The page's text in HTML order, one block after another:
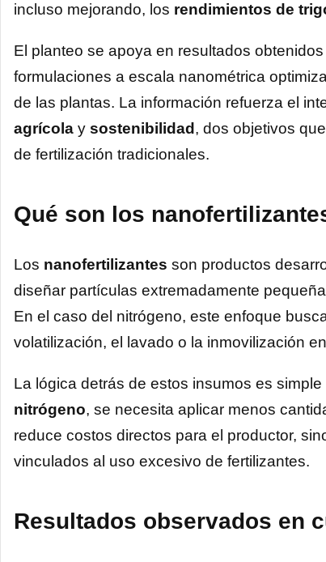
incluso mejorando, los rendimientos de
El planteo se apoya en resultados
formulaciones a escala nanométrica
de las plantas. La información refuerza el
agrícola y sostenibilidad , dos objetivos
de fertilización tradicionales.
Qué son los
Los nanofertilizantes son productos
diseñar partículas extremadamente
En el caso del nitrógeno, este enfoque
volatilización, el lavado o la inmovilización
La lógica detrás de estos insumos es
nitrógeno, se necesita aplicar menos
reduce costos directos para el productor,
vinculados al uso excesivo de fertilizantes.
Resultados observados en